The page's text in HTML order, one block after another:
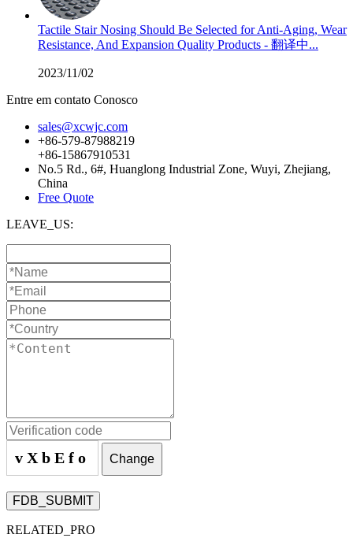
Tactile Stair Nosing Should Be Selected for Anti-Aging, Wear
Resistance, And Expansion Quality Products - 翻译中...
2023/11/02
Entre em contato Conosco
sales@xcwjc.com
+86-579-87988219
+86-15867910531
No.5 Rd., 6#, Huanglong Industrial Zone, Wuyi, Zhejiang,
China
Free Quote
LEAVE_US:
vXbEfo Change
FDB_SUBMIT
RELATED_PRO